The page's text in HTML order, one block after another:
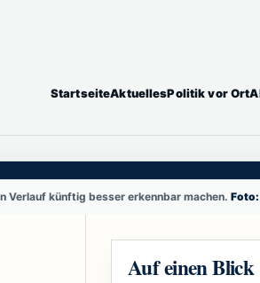
StartseiteAktuellesPolitik vor Ort
Verlauf künftig besser erkennbar machen. Foto:
Auf einen Blick